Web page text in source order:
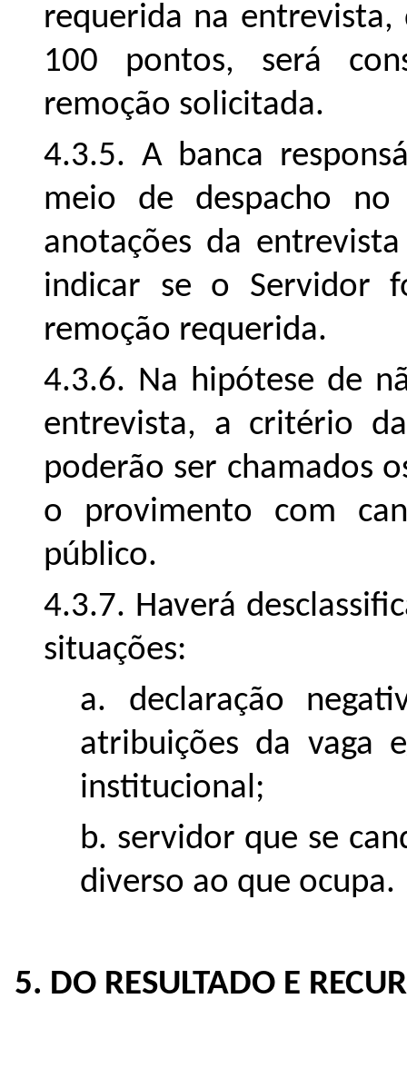
requerida na
100 pontos, será
remoção solicitada.
4.3.5. A banca
meio de despacho no
anotações da
indicar se o Servidor
remoção requerida.
4.3.6. Na hipótese de
entrevista, a critério
poderão ser chamados
o provimento com
público.
4.3.7. Haverá
situações:
a. declaração
atribuições da vaga
institucional;
b. servidor que se
diverso ao que ocupa.
5. DO RESULTADO E